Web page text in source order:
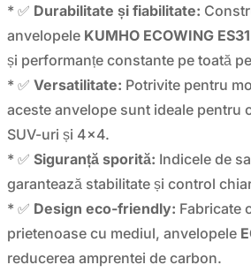
* ✅ Durabilitate și fiabilitate:
anvelopele KUMHO ECOWING ES31
și performanțe constante pe toată
* ✅Versatilitate: Potrivite pentru
aceste anvelope sunt ideale pentru
SUV-uri și 4×4.
* ✅Siguranță sporită: Indicele de
garantează stabilitate și control
* ✅ Design eco-friendly: Fabricate
prietenoase cu mediul, anvelopele
reducerea amprentei de carbon.